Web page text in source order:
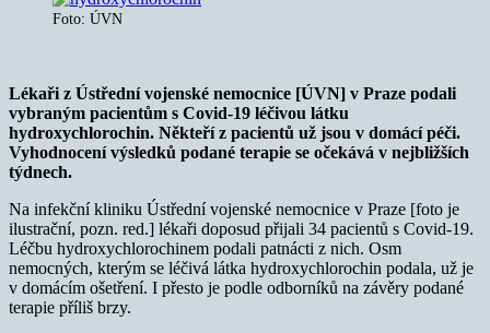
Foto: ÚVN
Lékaři z Ústřední vojenské nemocnice [ÚVN] v Praze podali
vybraným pacientům s Covid-19 léčivou látku
hydroxychlorochin. Někteří z pacientů už jsou v domácí péči.
Vyhodnocení výsledků podané terapie se očekává v nejbližších
týdnech.
Na infekční kliniku Ústřední vojenské nemocnice v Praze [foto je
ilustrační, pozn. red.] lékaři doposud přijali 34 pacientů s Covid-19.
Léčbu hydroxychlorochinem podali patnácti z nich. Osm
nemocných, kterým se léčivá látka hydroxychlorochin podala, už je
v domácím ošetření. I přesto je podle odborníků na závěry podané
terapie příliš brzy.